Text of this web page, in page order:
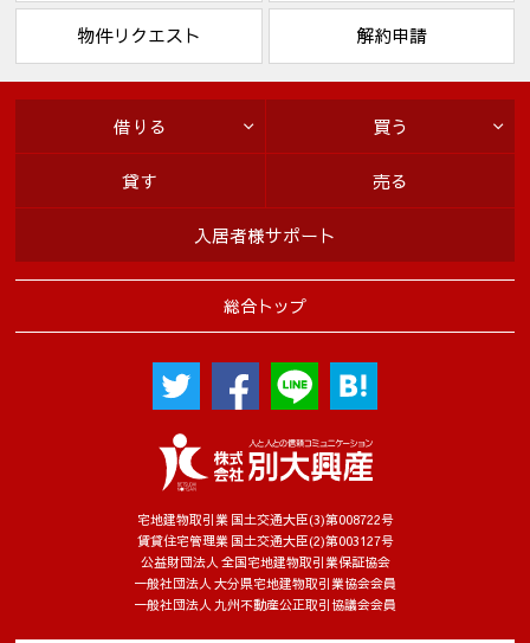
物件リクエスト 解約申請
宅地建物取引業 国土交通大臣(3)第008722号
賃貸住宅管理業 国土交通大臣(2)第003127号
公益財団法人 全国宅地建物取引業保証協会
一般社団法人 大分県宅地建物取引業協会会員
一般社団法人 九州不動産公正取引協議会会員
総合トップ
借りる 買う
貸す 売る
入居者様サポート